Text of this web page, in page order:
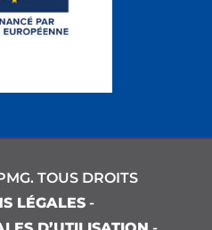
TOUS DROITS
LÉGALES -